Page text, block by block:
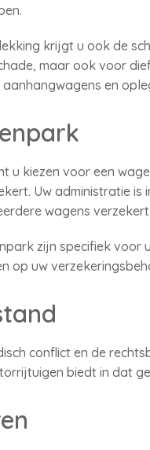
krijgt u ook de
maar ook voor
en
u kiezen voor een
Uw administratie
wagens
zijn specifiek
op uw
conflict en de
biedt in dat